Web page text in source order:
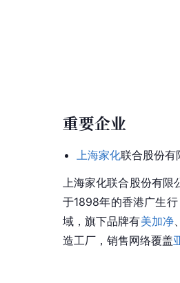
重要企业
上海家化联合股份有
上海家化联合股份有限
于1898年的香港广生
域，旗下品牌有美加净
造工厂，销售网络覆盖